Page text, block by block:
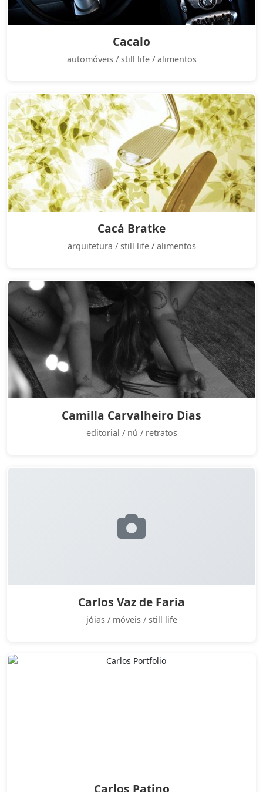
Cacalo
automóveis / still life / alimentos
Cacá Bratke
arquitetura / still life / alimentos
Camilla Carvalheiro Dias
editorial / nú / retratos
Carlos Vaz de Faria
jóias / móveis / still life
Carlos Patino